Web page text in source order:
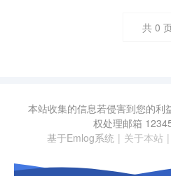
共 0
本站收集的信息若侵害到您的利
权处理邮箱
基于Emlog系统 | 关于本站 |